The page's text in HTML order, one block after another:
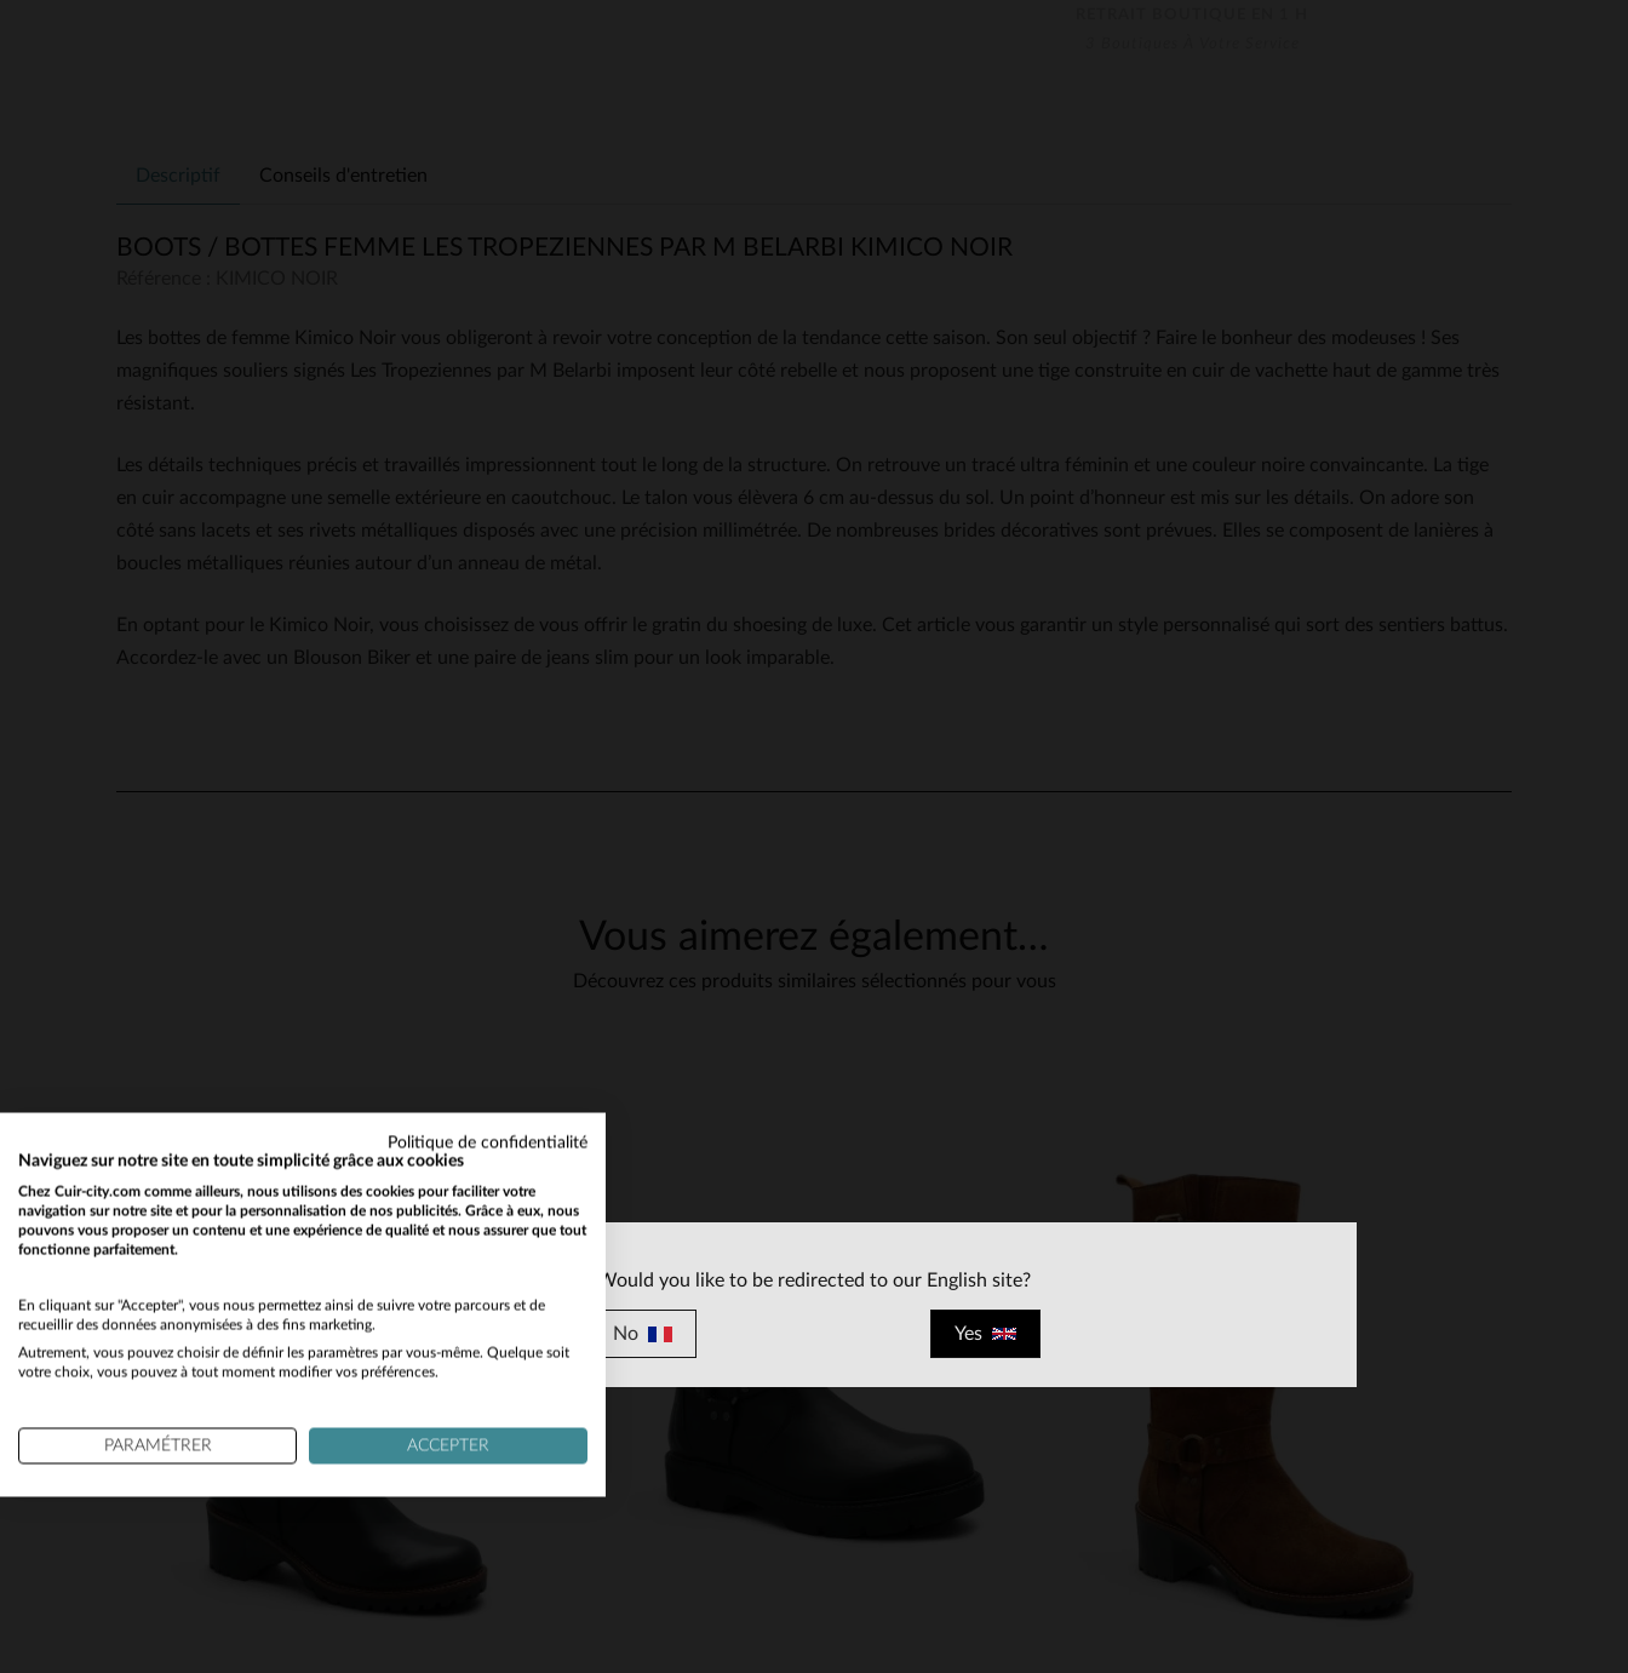
Descriptif Conseils d'entretien
BOOTS / BOTTES FEMME LES TROPEZIENNES PAR M BELARBI KIMICO NOIR
Les bottes de femme Kimico Noir vous obligeront à revoir votre conception de la tendance cette saison. Son seul objectif ? Faire le bonheur des modeuses ! Ses
magnifiques souliers signés Les Tropeziennes par M Belarbi imposent leur côté rebelle et nous proposent une tige construite en cuir de vachette haut de gamme très
résistant.
Les détails techniques précis et travaillés impressionnent tout le long de la structure. On retrouve un tracé ultra féminin et une couleur noire convaincante. La tige
en cuir accompagne une semelle extérieure en caoutchouc. Le talon vous élèvera 6 cm au-dessus du sol. Un point d’honneur est mis sur les détails. On adore son
côté sans lacets et ses rivets métalliques disposés avec une précision millimétrée. De nombreuses brides décoratives sont prévues. Elles se composent de lanières à
boucles métalliques réunies autour d’un anneau de métal.
En optant pour le Kimico Noir, vous choisissez de vous offrir le gratin du shoesing de luxe. Cet article vous garantir un style personnalisé qui sort des sentiers battus.
Accordez-le avec un Blouson Biker et une paire de jeans slim pour un look imparable.
notre rubrique entretien
Vous aimerez également…
Découvrez ces produits similaires sélectionnés pour vous
Would you like to be redirected to our English site?
No Yes
Politique de confidentialité
Naviguez sur notre site en toute simplicité grâce aux cookies
Chez Cuir-city.com comme ailleurs, nous utilisons des cookies pour faciliter votre
navigation sur notre site et pour la personnalisation de nos publicités. Grâce à eux, nous
pouvons vous proposer un contenu et une expérience de qualité et nous assurer que tout
fonctionne parfaitement.
En cliquant sur "Accepter", vous nous permettez ainsi de suivre votre parcours et de
recueillir des données anonymisées à des fins marketing.
Autrement, vous pouvez choisir de définir les paramètres par vous-même. Quelque soit
votre choix, vous pouvez à tout moment modifier vos préférences.
PARAMÉTRER ACCEPTER